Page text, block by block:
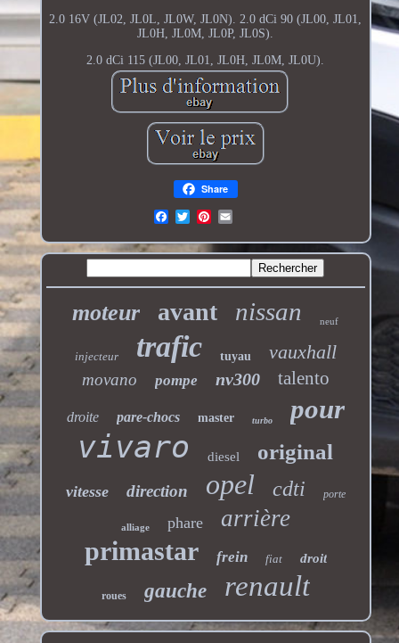
2.0 16V (JL02, JL0L, JL0W, JL0N). 2.0 dCi 90 (JL00, JL01,
JL0H, JL0M, JL0P, JL0S).
2.0 dCi 115 (JL00, JL01, JL0H, JL0M, JL0U).
Share
moteur avant nissan neuf
injecteur trafic tuyau vauxhall
movano pompe nv300 talento
droite pare-chocs master turbo pour
vivaro diesel original
vitesse direction opel cdti porte
alliage phare arrière
primastar frein fiat droit
roues gauche renault